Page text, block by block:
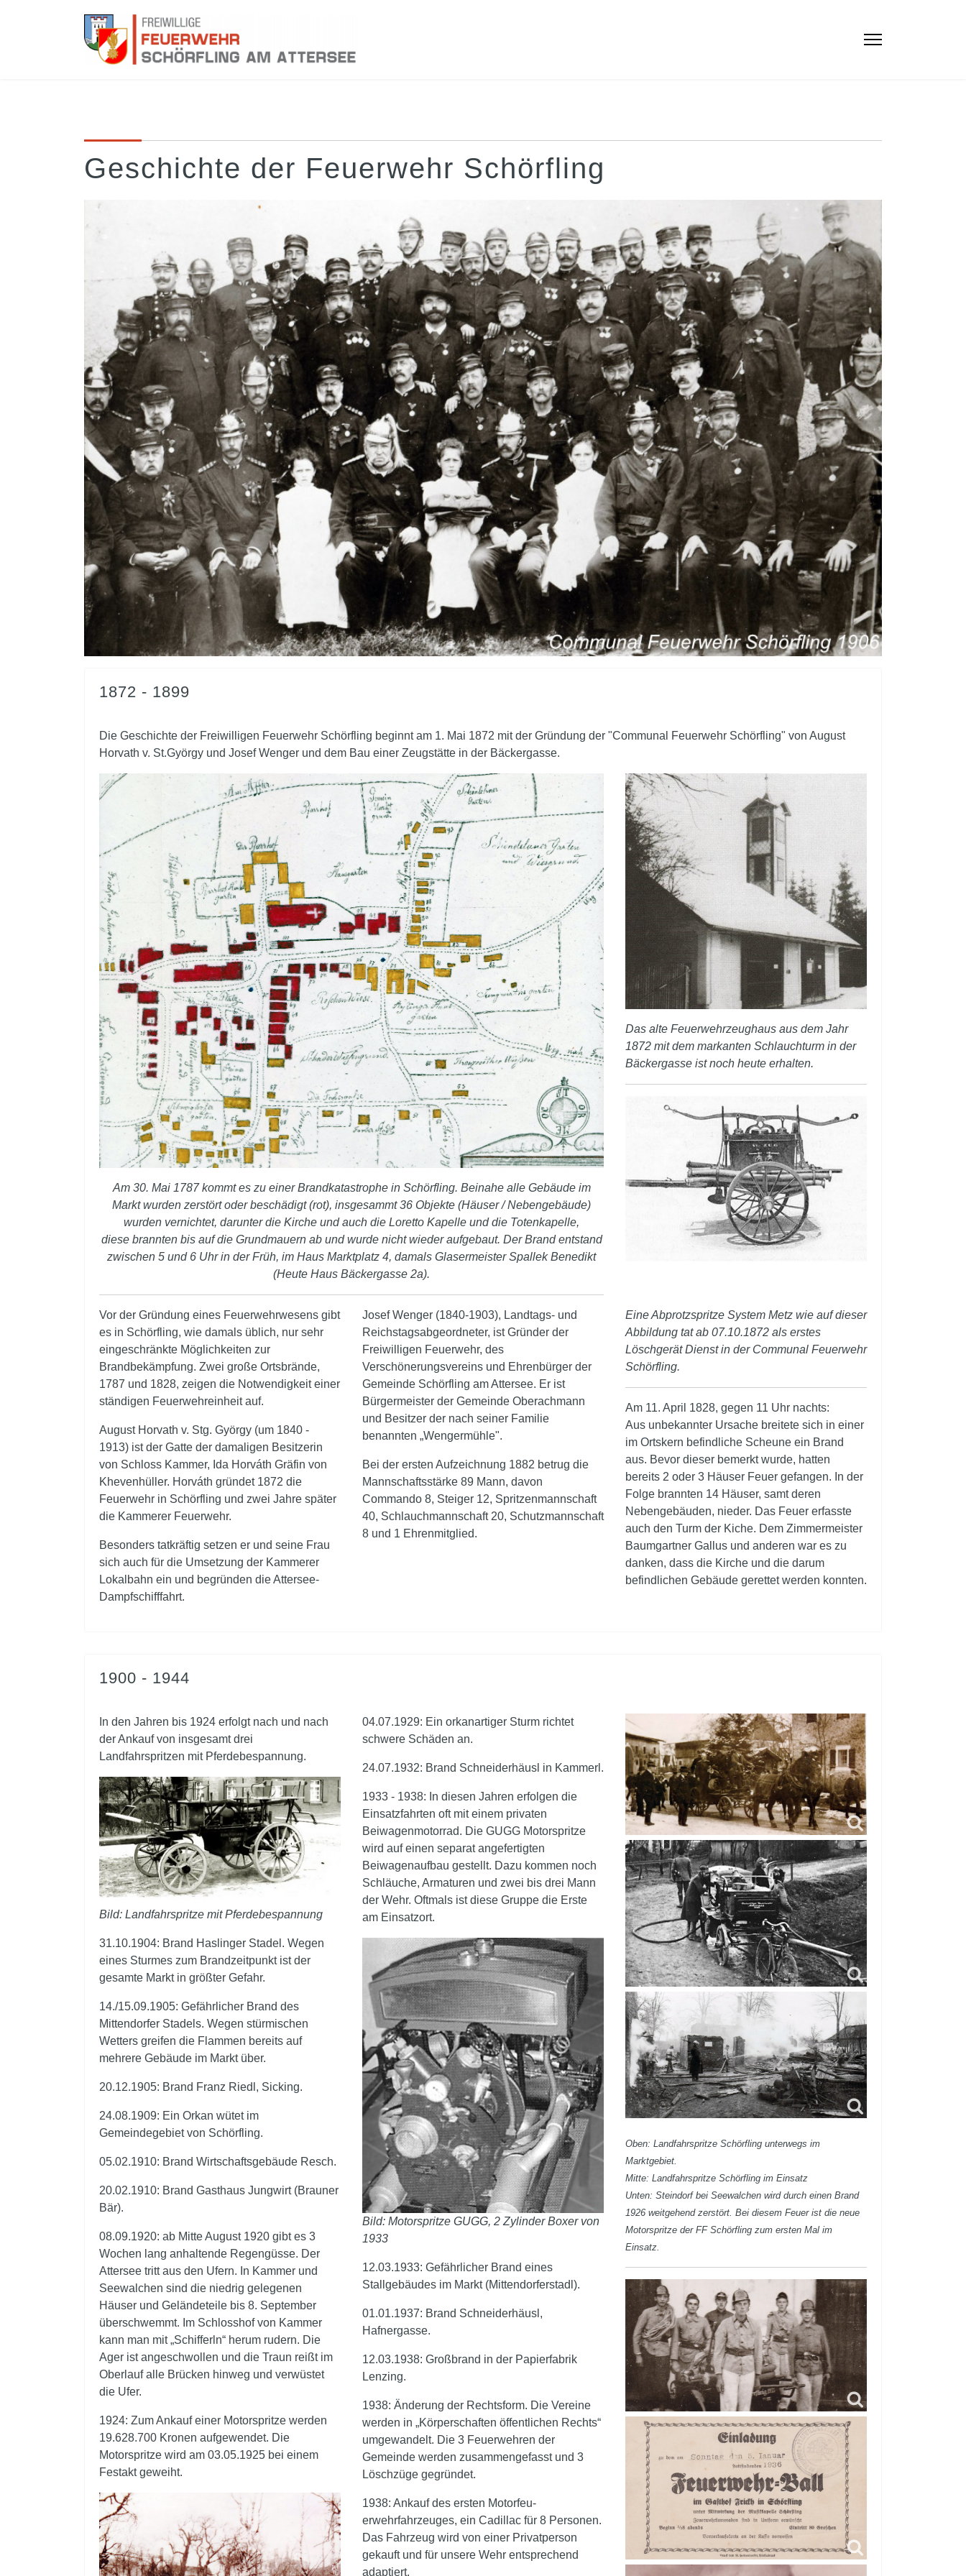
Geschichte der Feuerwehr Schörfling
1872 - 1899
Die Geschichte der Freiwilligen Feuerwehr Schörfling beginnt am 1. Mai 1872 mit der Gründung der "Communal Feuerwehr Schörfling" von August
Horvath v. St.György und Josef Wenger und dem Bau einer Zeugstätte in der Bäckergasse.
Am 30. Mai 1787 kommt es zu einer Brandkatastrophe in Schörfling. Beinahe alle Gebäude im
Markt wurden zerstört oder beschädigt (rot), insgesammt 36 Objekte (Häuser / Nebengebäude)
wurden vernichtet, darunter die Kirche und auch die Loretto Kapelle und die Totenkapelle,
diese brannten bis auf die Grundmauern ab und wurde nicht wieder aufgebaut. Der Brand entstand
zwischen 5 und 6 Uhr in der Früh, im Haus Marktplatz 4, damals Glasermeister Spallek Benedikt
(Heute Haus Bäckergasse 2a).
Das alte Feuerwehrzeughaus aus dem Jahr
1872 mit dem markanten Schlauchturm in der
Bäckergasse ist noch heute erhalten.
Vor der Gründung eines Feuerwehrwesens gibt
es in Schörfling, wie damals üblich, nur sehr
eingeschränkte Möglichkeiten zur
Brandbekämpfung. Zwei große Ortsbrände,
1787 und 1828, zeigen die Notwendigkeit einer
ständigen Feuerwehreinheit auf.
August Horvath v. Stg. György (um 1840 -
1913) ist der Gatte der damaligen Besitzerin
von Schloss Kammer, Ida Horváth Gräfin von
Khevenhüller. Horváth gründet 1872 die
Feuerwehr in Schörfling und zwei Jahre später
die Kammerer Feuerwehr.
Besonders tatkräftig setzen er und seine Frau
sich auch für die Umsetzung der Kammerer
Lokalbahn ein und begründen die Attersee-
Dampfschifffahrt.
Josef Wenger (1840-1903), Landtags- und
Reichstagsabgeordneter, ist Gründer der
Freiwilligen Feuerwehr, des
Verschönerungsvereins und Ehrenbürger der
Gemeinde Schörfling am Attersee. Er ist
Bürgermeister der Gemeinde Oberachmann
und Besitzer der nach seiner Familie
benannten „Wengermühle".
Bei der ersten Aufzeichnung 1882 betrug die
Mannschaftsstärke 89 Mann, davon
Commando 8, Steiger 12, Spritzenmannschaft
40, Schlauchmannschaft 20, Schutzmannschaft
8 und 1 Ehrenmitglied.
Eine Abprotzspritze System Metz wie auf dieser
Abbildung tat ab 07.10.1872 als erstes
Löschgerät Dienst in der Communal Feuerwehr
Schörfling.
Am 11. April 1828, gegen 11 Uhr nachts:
Aus unbekannter Ursache breitete sich in einer
im Ortskern befindliche Scheune ein Brand
aus. Bevor dieser bemerkt wurde, hatten
bereits 2 oder 3 Häuser Feuer gefangen. In der
Folge brannten 14 Häuser, samt deren
Nebengebäuden, nieder. Das Feuer erfasste
auch den Turm der Kiche. Dem Zimmermeister
Baumgartner Gallus und anderen war es zu
danken, dass die Kirche und die darum
befindlichen Gebäude gerettet werden konnten.
1900 - 1944
In den Jahren bis 1924 erfolgt nach und nach
der Ankauf von insgesamt drei
Landfahrspritzen mit Pferdebespannung.
Bild: Landfahrspritze mit Pferdebespannung
31.10.1904: Brand Haslinger Stadel. Wegen
eines Sturmes zum Brandzeitpunkt ist der
gesamte Markt in größter Gefahr.
14./15.09.1905: Gefährlicher Brand des
Mittendorfer Stadels. Wegen stürmischen
Wetters greifen die Flammen bereits auf
mehrere Gebäude im Markt über.
20.12.1905: Brand Franz Riedl, Sicking.
24.08.1909: Ein Orkan wütet im
Gemeindegebiet von Schörfling.
05.02.1910: Brand Wirtschaftsgebäude Resch.
20.02.1910: Brand Gasthaus Jungwirt (Brauner
Bär).
08.09.1920: ab Mitte August 1920 gibt es 3
Wochen lang anhaltende Regengüsse. Der
Attersee tritt aus den Ufern. In Kammer und
Seewalchen sind die niedrig gelegenen
Häuser und Geländeteile bis 8. September
überschwemmt. Im Schlosshof von Kammer
kann man mit „Schifferln“ herum rudern. Die
Ager ist angeschwollen und die Traun reißt im
Oberlauf alle Brücken hinweg und verwüstet
die Ufer.
1924: Zum Ankauf einer Motorspritze werden
19.628.700 Kronen aufgewendet. Die
Motorspritze wird am 03.05.1925 bei einem
Festakt geweiht.
04.07.1929: Ein orkanartiger Sturm richtet
schwere Schäden an.
24.07.1932: Brand Schneiderhäusl in Kammerl.
1933 - 1938: In diesen Jahren erfolgen die
Einsatzfahrten oft mit einem privaten
Beiwagenmotorrad. Die GUGG Motorspritze
wird auf einen separat angefertigten
Beiwagenaufbau gestellt. Dazu kommen noch
Schläuche, Armaturen und zwei bis drei Mann
der Wehr. Oftmals ist diese Gruppe die Erste
am Einsatzort.
Bild: Motorspritze GUGG, 2 Zylinder Boxer von
1933
12.03.1933: Gefährlicher Brand eines
Stallgebäudes im Markt (Mittendorferstadl).
01.01.1937: Brand Schneiderhäusl,
Hafnergasse.
12.03.1938: Großbrand in der Papierfabrik
Lenzing.
1938: Änderung der Rechtsform. Die Vereine
werden in „Körperschaften öffentlichen Rechts“
umgewandelt. Die 3 Feuerwehren der
Gemeinde werden zusammengefasst und 3
Löschzüge gegründet.
1938: Ankauf des ersten Motorfeu-
erwehrfahrzeuges, ein Cadillac für 8 Personen.
Das Fahrzeug wird von einer Privatperson
gekauft und für unsere Wehr entsprechend
adaptiert.
Oben: Landfahrspritze Schörfling unterwegs im
Marktgebiet.
Mitte: Landfahrspritze Schörfling im Einsatz
Unten: Steindorf bei Seewalchen wird durch einen Brand
1926 weitgehend zerstört. Bei diesem Feuer ist die neue
Motorspritze der FF Schörfling zum ersten Mal im
Einsatz.